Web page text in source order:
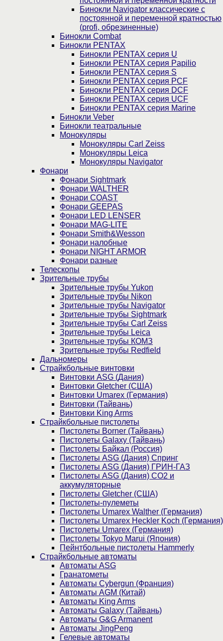
Бинокли Navigator классические с
постоянной и переменной кратностью
(profi, обрезиненные)
Бинокли Combat
Бинокли PENTAX
Бинокли PENTAX серия U
Бинокли PENTAX серия Papilio
Бинокли PENTAX серия S
Бинокли PENTAX серия PCF
Бинокли PENTAX серия DCF
Бинокли PENTAX серия UCF
Бинокли PENTAX серия Marine
Бинокли Veber
Бинокли театральные
Монокуляры
Монокуляры Carl Zeiss
Монокуляры Leica
Монокуляры Navigator
Фонари
Фонари Sightmark
Фонари WALTHER
Фонари COAST
Фонари GEEPAS
Фонари LED LENSER
Фонари MAG-LITE
Фонари Smith&Wesson
Фонари налобные
Фонари NIGHT ARMOR
Фонари разные
Телескопы
Зрительные трубы
Зрительные трубы Yukon
Зрительные трубы Nikon
Зрительные трубы Navigator
Зрительные трубы Sightmark
Зрительные трубы Carl Zeiss
Зрительные трубы Leica
Зрительные трубы КОМЗ
Зрительные трубы Redfield
Дальномеры
Страйкбольные винтовки
Винтовки ASG (Дания)
Винтовки Gletcher (США)
Винтовки Umarex (Германия)
Винтовки (Тайвань)
Винтовки King Arms
Страйкбольные пистолеты
Пистолеты Borner (Тайвань)
Пистолеты Galaxy (Тайвань)
Пистолеты Байкал (Россия)
Пистолеты ASG (Дания) Спринг
Пистолеты ASG (Дания) ГРИН-ГАЗ
Пистолеты ASG (Дания) CO2 и
аккумуляторные
Пистолеты Gletcher (США)
Пистолеты-пулеметы
Пистолеты Umarex Walther (Германия)
Пистолеты Umarex Heckler Koch (Германия)
Пистолеты Umarex (Германия)
Пистолеты Tokyo Marui (Япония)
Пейнтбольные пистолеты Hammerly
Страйкбольные автоматы
Автоматы ASG
Гранатометы
Автоматы Cybergun (Франция)
Автоматы AGM (Китай)
Автоматы King Arms
Автоматы Galaxy (Тайвань)
Автоматы G&G Armanent
Автоматы JingPeng
Гелевые автоматы